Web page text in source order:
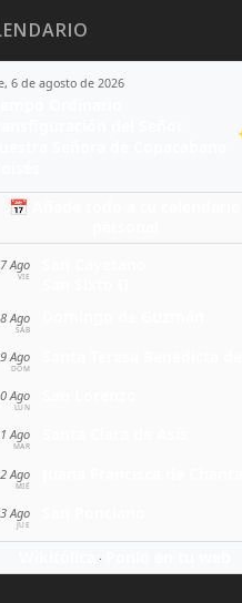
6 de agosto de 2026
📅 Añade todo a tu calendario
7 Ago
VIE
8 Ago
SÁB
9 Ago
DOM
Ago
LUN
Ago
MAR
Ago
MIÉ
Ago
JUE
·